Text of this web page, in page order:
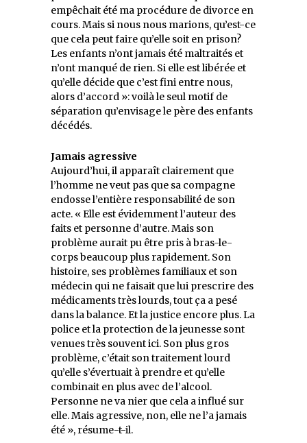
empêchait été ma procédure de divorce en
cours. Mais si nous nous marions, qu’est-ce
que cela peut faire qu’elle soit en prison?
Les enfants n’ont jamais été maltraités et
n’ont manqué de rien. Si elle est libérée et
qu’elle décide que c’est fini entre nous,
alors d’accord »: voilà le seul motif de
séparation qu’envisage le père des enfants
décédés.
Jamais agressive
Aujourd’hui, il apparaît clairement que
l’homme ne veut pas que sa compagne
endosse l’entière responsabilité de son
acte. « Elle est évidemment l’auteur des
faits et personne d’autre. Mais son
problème aurait pu être pris à bras-le-
corps beaucoup plus rapidement. Son
histoire, ses problèmes familiaux et son
médecin qui ne faisait que lui prescrire des
médicaments très lourds, tout ça a pesé
dans la balance. Et la justice encore plus. La
police et la protection de la jeunesse sont
venues très souvent ici. Son plus gros
problème, c’était son traitement lourd
qu’elle s’évertuait à prendre et qu’elle
combinait en plus avec de l’alcool.
Personne ne va nier que cela a influé sur
elle. Mais agressive, non, elle ne l’a jamais
été », résume-t-il.